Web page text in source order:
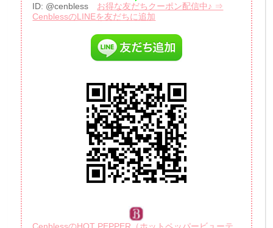
ID: @cenbless お得な友だちクーポン配信中♪ ⇒
CenblessのLINEを友だちに追加